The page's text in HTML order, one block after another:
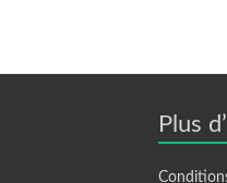
Plus